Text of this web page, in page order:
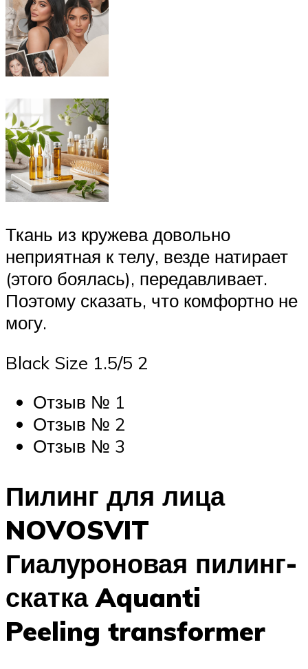
Ткань из кружева довольно
неприятная к телу, везде натирает
(этого боялась), передавливает.
Поэтому сказать, что комфортно не
могу.
Black Size 1.5/5 2
Отзыв № 1
Отзыв № 2
Отзыв № 3
Пилинг для лица
NOVOSVIT
Гиалуроновая пилинг-
скатка Aquanti
Peeling transformer